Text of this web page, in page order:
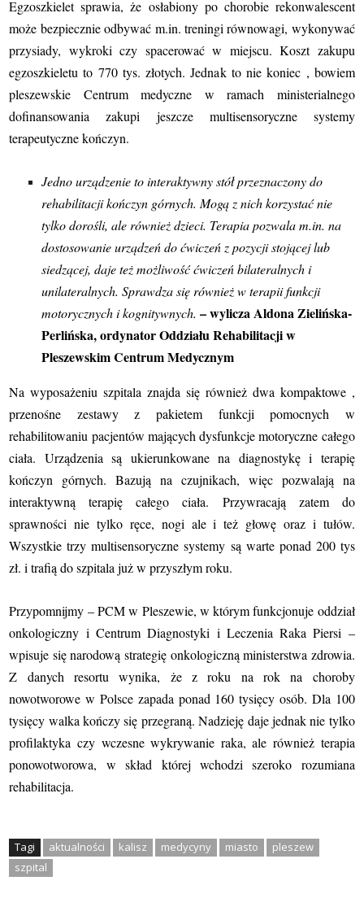
Egzoszkielet sprawia, że osłabiony po chorobie rekonwalescent
może bezpiecznie odbywać m.in. treningi równowagi, wykonywać
przysiady, wykroki czy spacerować w miejscu. Koszt zakupu
egzoszkieletu to 770 tys. złotych. Jednak to nie koniec , bowiem
pleszewskie Centrum medyczne w ramach ministerialnego
dofinansowania zakupi jeszcze multisensoryczne systemy
terapeutyczne kończyn.
Jedno urządzenie to interaktywny stół przeznaczony do
rehabilitacji kończyn górnych. Mogą z nich korzystać nie
tylko dorośli, ale również dzieci. Terapia pozwala m.in. na
dostosowanie urządzeń do ćwiczeń z pozycji stojącej lub
siedzącej, daje też możliwość ćwiczeń bilateralnych i
unilateralnych. Sprawdza się również w terapii funkcji
motorycznych i kognitywnych. – wylicza Aldona Zielińska-
Perlińska, ordynator Oddziału Rehabilitacji w
Pleszewskim Centrum Medycznym
Na wyposażeniu szpitala znajda się również dwa kompaktowe ,
przenośne zestawy z pakietem funkcji pomocnych w
rehabilitowaniu pacjentów mających dysfunkcje motoryczne całego
ciała. Urządzenia są ukierunkowane na diagnostykę i terapię
kończyn górnych. Bazują na czujnikach, więc pozwalają na
interaktywną terapię całego ciała. Przywracają zatem do
sprawności nie tylko ręce, nogi ale i też głowę oraz i tułów.
Wszystkie trzy multisensoryczne systemy są warte ponad 200 tys
zł. i trafią do szpitala już w przyszłym roku.
Przypomnijmy – PCM w Pleszewie, w którym funkcjonuje oddział
onkologiczny i Centrum Diagnostyki i Leczenia Raka Piersi –
wpisuje się narodową strategię onkologiczną ministerstwa zdrowia.
Z danych resortu wynika, że z roku na rok na choroby
nowotworowe w Polsce zapada ponad 160 tysięcy osób. Dla 100
tysięcy walka kończy się przegraną. Nadzieję daje jednak nie tylko
profilaktyka czy wczesne wykrywanie raka, ale również terapia
ponowotworowa, w skład której wchodzi szeroko rozumiana
rehabilitacja.
Tagi aktualności kalisz medycyny miasto
pleszew
szpital